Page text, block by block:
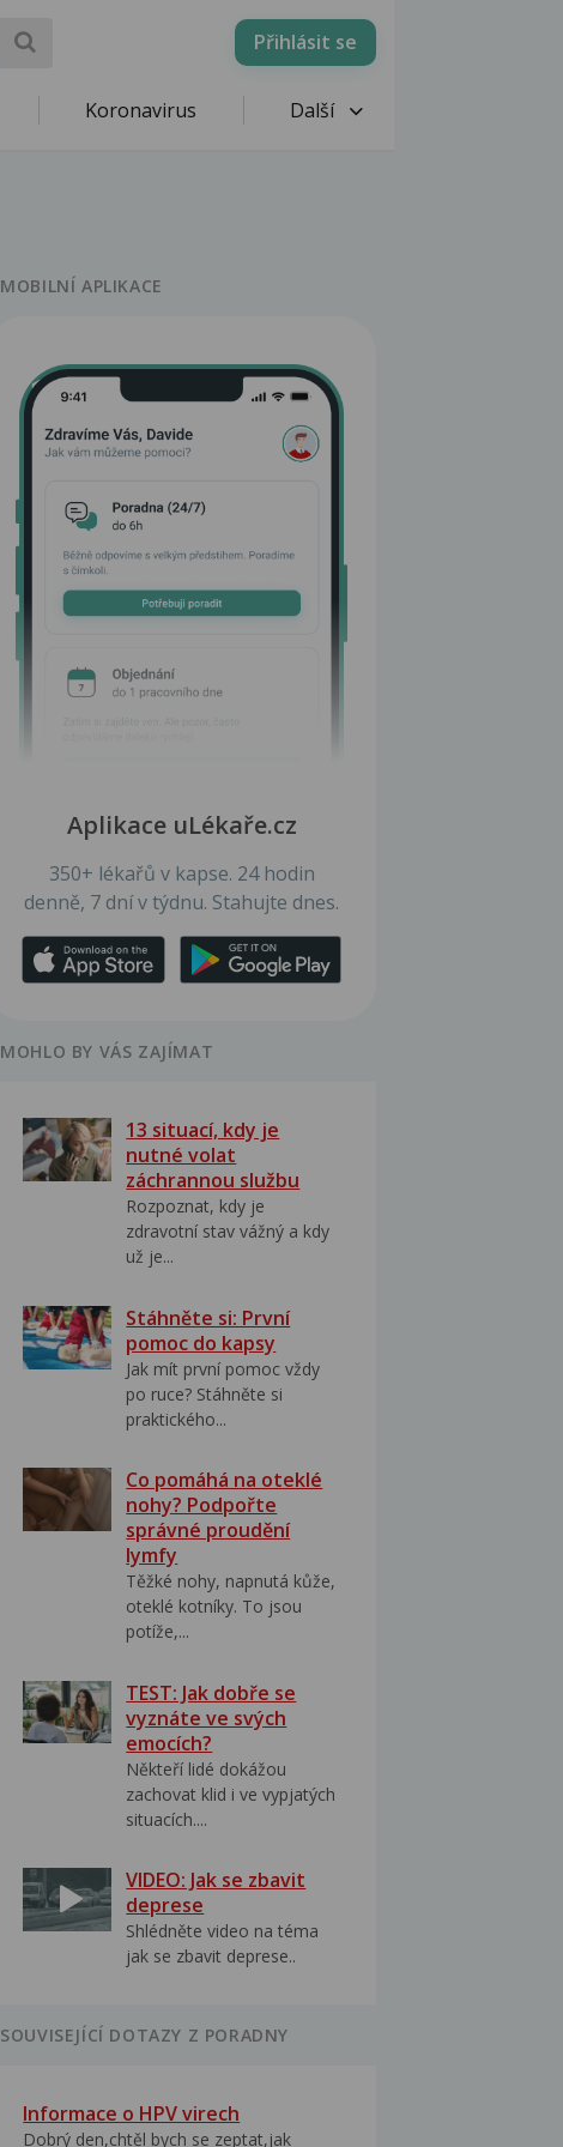
Přihlásit se
Koronavirus Další
MOBILNÍ APLIKACE
Aplikace uLékaře.cz
350+ lékařů v kapse. 24 hodin
denně, 7 dní v týdnu. Stahujte dnes.
MOHLO BY VÁS ZAJÍMAT
13 situací, kdy je
nutné volat
záchrannou službu
Rozpoznat, kdy je
zdravotní stav vážný a kdy
už je...
Stáhněte si: První
pomoc do kapsy
Jak mít první pomoc vždy
po ruce? Stáhněte si
praktického...
Co pomáhá na oteklé
nohy? Podpořte
správné proudění
lymfy
Těžké nohy, napnutá kůže,
oteklé kotníky. To jsou
potíže,...
TEST: Jak dobře se
vyznáte ve svých
emocích?
Někteří lidé dokážou
zachovat klid i ve vypjatých
situacích....
VIDEO: Jak se zbavit
deprese
Shlédněte video na téma
jak se zbavit deprese..
SOUVISEJÍCÍ DOTAZY Z PORADNY
Informace o HPV virech
Dobrý den,chtěl bych se zeptat,jak